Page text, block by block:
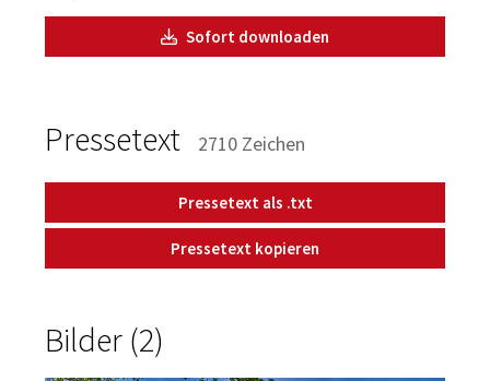
Sofort downloaden
Pressetext 2710 Zeichen
Pressetext als .txt
Pressetext kopieren
Bilder (2)